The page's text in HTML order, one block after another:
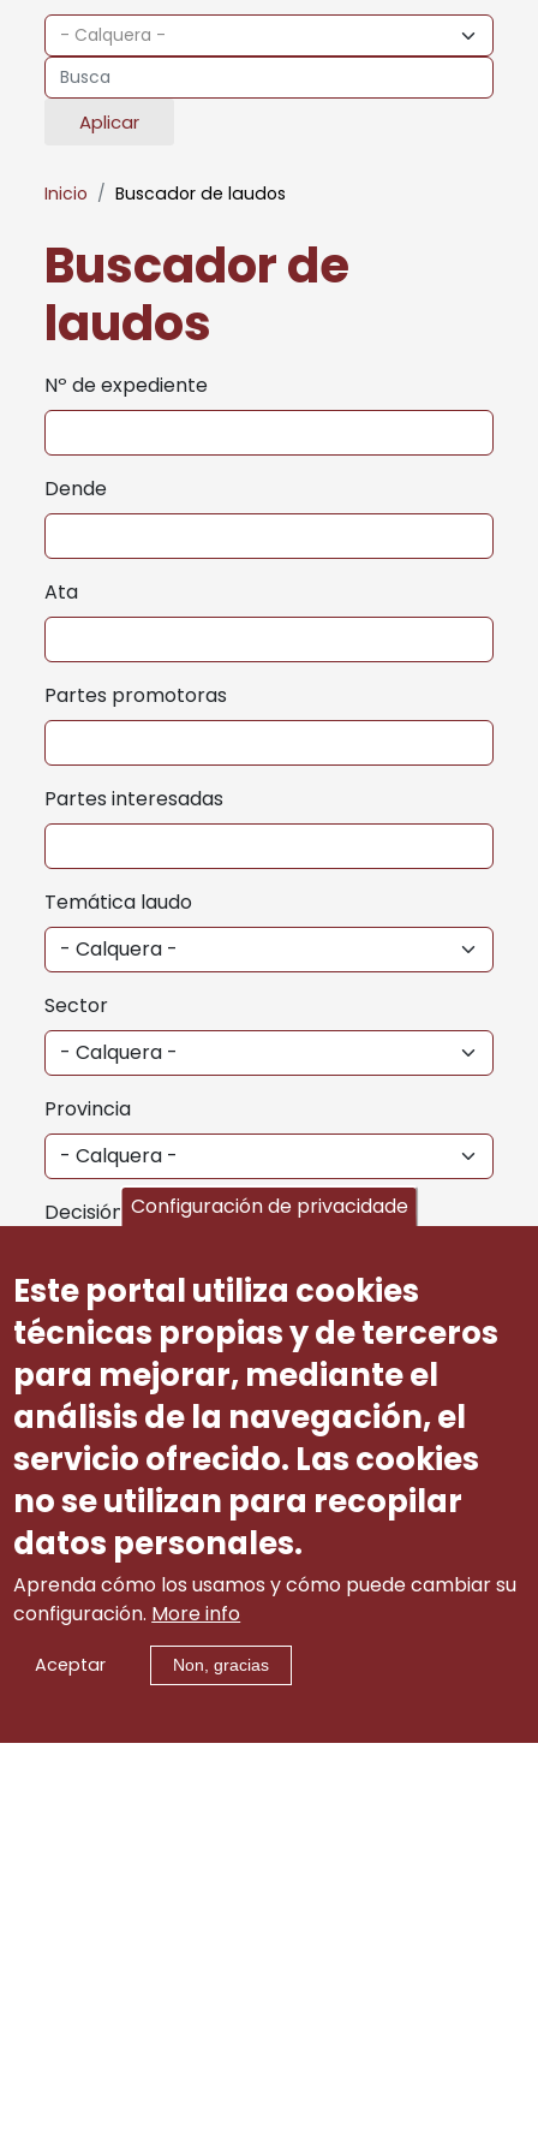
Aplicar
Inicio Buscador de laudos
Buscador de
laudos
Nº de expediente
Dende
Ata
Partes promotoras
Partes interesadas
Temática laudo
Sector
Provincia
Decisión
Árbitro/a
Aplicar
Seleccione calquer filtro e faga clic en Aplicar para
ver os resultados.
Configuración de privacidade
Este portal utiliza cookies
técnicas propias y de terceros
para mejorar, mediante el
análisis de la navegación, el
servicio ofrecido. Las cookies
no se utilizan para recopilar
datos personales.
Aprenda cómo los usamos y cómo puede cambiar su
configuración. More info
Aceptar Non, gracias